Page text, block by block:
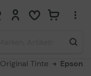
0 0
Original Tinte Epson